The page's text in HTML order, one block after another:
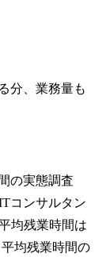
分、業務量も
の実態調査
コンサルタン
均残業時間は
均残業時間の